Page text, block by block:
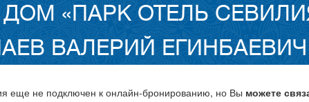
«ПАРК ОТЕЛЬ
ВАЛЕРИЙ ЕГИНБАЕВИЧ
еще не подключен к онлайн-бронированию, но Вы можете